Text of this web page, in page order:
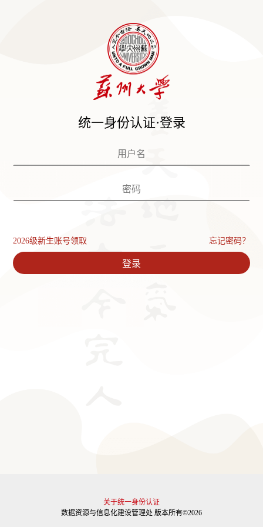
统一身份认证·登录
2026级新生账号领取 忘记密码？
关于统一身份认证
数据资源与信息化建设管理处 版本所有©2026